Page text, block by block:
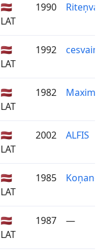
🇱🇻
LAT
1990
🇱🇻
LAT
1992 cesvaine
🇱🇻
LAT
1982 Maxima
🇱🇻
LAT
2002 ALFIS
🇱🇻
LAT
1985 Koņanda
🇱🇻
LAT
1987 —